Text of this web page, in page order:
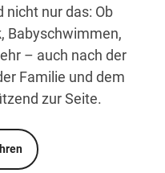
nur das: Ob
Babyschwimmen,
– auch nach der
Familie und dem
zur Seite.